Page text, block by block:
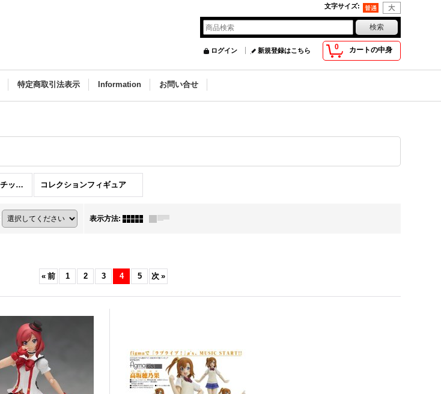
文字サイズ:
0 カートの中身
ログイン 新規登録はこちら
特定商取引法表示 Information お問い合せ
32590243
会員販売価格
予約受付中 入荷待ち
予約受付期間
2026
2026年09
予約受付中 入荷待ち
予約受付期間:
2026年08月06日 19:00
2026年 月14日06:00
フィギュア・プラスチックキット コレクションフィギュア
表示方法:
« 前 1 2 3 4 5 次 »